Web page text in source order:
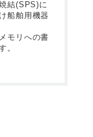
結(SPS)に
船舶用機器
モリへの書
。